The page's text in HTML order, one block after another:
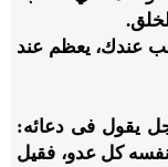
عندك، يعظم عند
يقول فى دعائه:
كل عدو، فقيل